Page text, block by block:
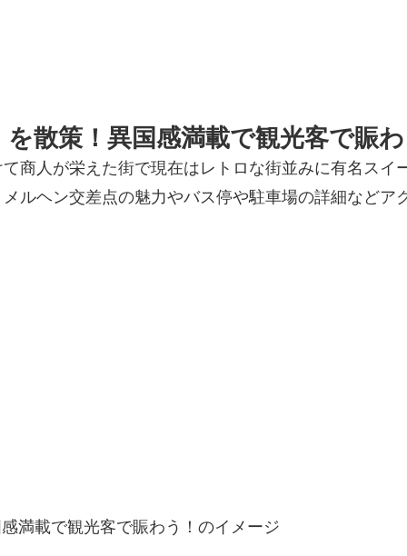
散策！異国感満載で観光客で賑わ
商人が栄えた街で現在はレトロな街並みに有名スイ
ルヘン交差点の魅力やバス停や駐車場の詳細などア